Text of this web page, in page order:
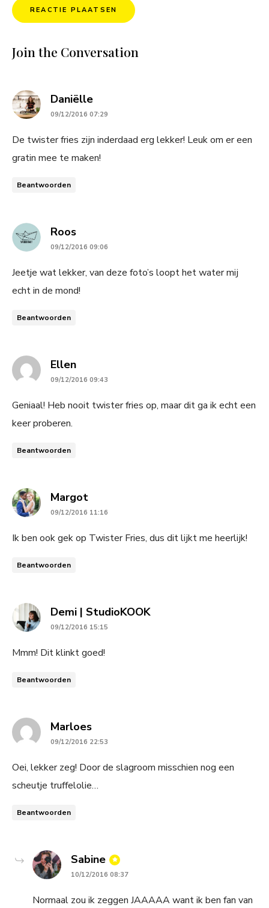
Join the Conversation
Daniëllesays:
09/12/2016 07:29
De twister fries zijn inderdaad erg lekker! Leuk om er een
gratin mee te maken!
Beantwoorden
Roossays:
09/12/2016 09:06
Jeetje wat lekker, van deze foto’s loopt het water mij
echt in de mond!
Beantwoorden
Ellensays:
09/12/2016 09:43
Geniaal! Heb nooit twister fries op, maar dit ga ik echt een
keer proberen.
Beantwoorden
Margotsays:
09/12/2016 11:16
Ik ben ook gek op Twister Fries, dus dit lijkt me heerlijk!
Beantwoorden
Demi | StudioKOOKsays:
09/12/2016 15:15
Mmm! Dit klinkt goed!
Beantwoorden
Marloessays:
09/12/2016 22:53
Oei, lekker zeg! Door de slagroom misschien nog een
scheutje truffelolie…
Beantwoorden
Sabine says:
10/12/2016 08:37
Normaal zou ik zeggen JAAAAA want ik ben fan van